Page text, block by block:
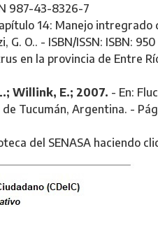
987-43-8326-7
14: Manejo
O.. - ISBN/ISSN: ISBN:
en la provincia de Entre
Willink, E.; 2007. - En:
Tucumán, Argentina. -
del SENASA haciendo